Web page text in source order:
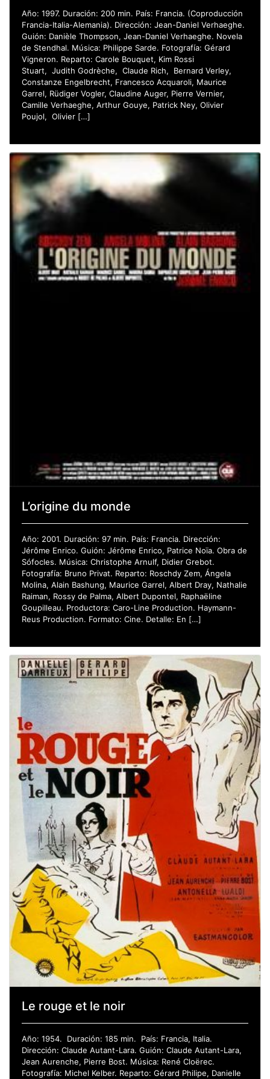
Año: 1997. Duración: 200 min. País: Francia. (Coproducción
Francia-Italia-Alemania). Dirección: Jean-Daniel Verhaeghe.
Guión: Danièle Thompson, Jean-Daniel Verhaeghe. Novela
de Stendhal. Música: Philippe Sarde. Fotografía: Gérard
Vigneron. Reparto: Carole Bouquet, Kim Rossi
Stuart, Judith Godrèche, Claude Rich, Bernard Verley,
Constanze Engelbrecht, Francesco Acquaroli, Maurice
Garrel, Rüdiger Vogler, Claudine Auger, Pierre Vernier,
Camille Verhaeghe, Arthur Gouye, Patrick Ney, Olivier
Poujol, Olivier […]
L’origine du monde
Año: 2001. Duración: 97 min. País: Francia. Dirección:
Jérôme Enrico. Guión: Jérôme Enrico, Patrice Noïa. Obra de
Sófocles. Música: Christophe Arnulf, Didier Grebot.
Fotografía: Bruno Privat. Reparto: Roschdy Zem, Ángela
Molina, Alain Bashung, Maurice Garrel, Albert Dray, Nathalie
Raiman, Rossy de Palma, Albert Dupontel, Raphaëline
Goupilleau. Productora: Caro-Line Production. Haymann-
Reus Production. Formato: Cine. Detalle: En […]
Le rouge et le noir
Año: 1954. Duración: 185 min. País: Francia, Italia.
Dirección: Claude Autant-Lara. Guión: Claude Autant-Lara,
Jean Aurenche, Pierre Bost. Música: René Cloërec.
Fotografía: Michel Kelber. Reparto: Gérard Philipe, Danielle